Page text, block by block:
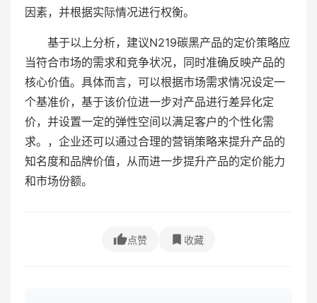
因素，并根据实际情况进行权衡。
基于以上分析，建议N219碳黑产品的定价策略应
当符合市场的需求和竞争状况，同时准确反映产品的
核心价值。具体而言，可以根据市场需求情况设定一
个基准价，基于该价位进一步对产品进行差异化定
价，并设置一定的弹性空间以满足客户的个性化需
求。，企业还可以通过合理的营销策略来提升产品的
知名度和品牌价值，从而进一步提升产品的定价能力
和市场份额。
点赞 收藏